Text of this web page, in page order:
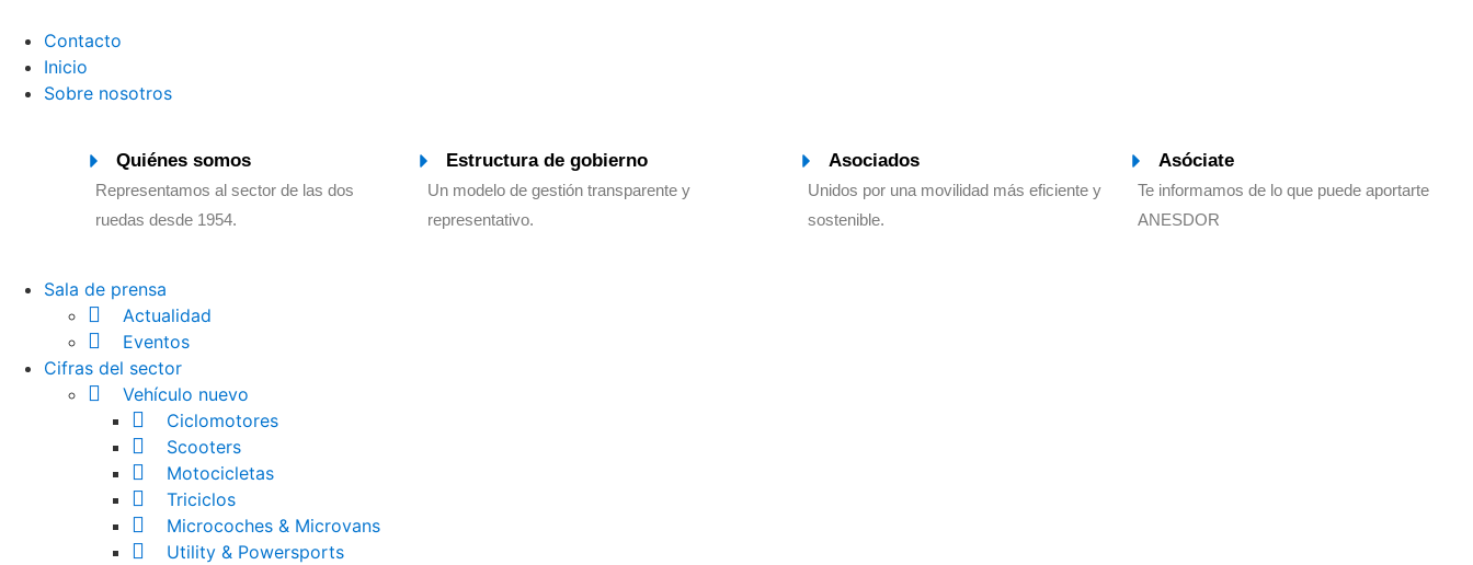
Contacto
Inicio
Sobre nosotros
Quiénes somos
Representamos al sector de las dos
ruedas desde 1954.
Estructura de gobierno
Un modelo de gestión transparente y
representativo.
Asociados
Unidos por una movilidad más eficiente y
sostenible.
Asóciate
Te informamos de lo que puede aportarte
ANESDOR
Sala de prensa
Actualidad
Eventos
Cifras del sector
Vehículo nuevo
Ciclomotores
Scooters
Motocicletas
Triciclos
Microcoches & Microvans
Utility & Powersports